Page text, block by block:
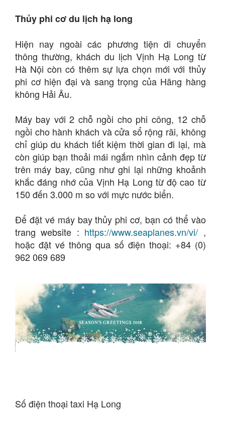
Thủy phi cơ du lịch hạ long
Hiện nay ngoài các phương tiện di chuyển
thông thường, khách du lịch Vịnh Hạ Long từ
Hà Nội còn có thêm sự lựa chọn mới với thủy
phi cơ hiện đại và sang trọng của Hãng hàng
không Hải Âu.
Máy bay với 2 chỗ ngồi cho phi công, 12 chỗ
ngồi cho hành khách và cửa sổ rộng rãi, không
chỉ giúp du khách tiết kiệm thời gian đi lại, mà
còn giúp bạn thoải mái ngắm nhìn cảnh đẹp từ
trên máy bay, cũng như ghi lại những khoảnh
khắc đáng nhớ của Vịnh Hạ Long từ độ cao từ
150 đến 3.000 m so với mực nước biển.
Để đặt vé máy bay thủy phi cơ, bạn có thể vào
trang website : https://www.seaplanes.vn/vi/ ,
hoặc đặt vé thông qua số điện thoại: +84 (0)
962 069 689
Số điện thoại taxi Hạ Long